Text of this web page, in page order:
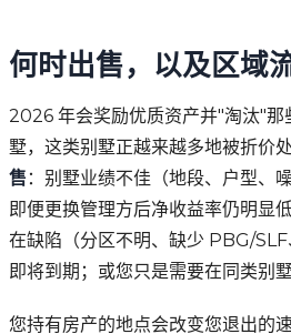
何时出售，以及区域
2026 年会奖励优质资产并"淘汰"那
墅，这类别墅正越来越多地被折价
售 ：别墅业绩不佳（地段、户型、
即便更换管理方后净收益率仍明显
在缺陷（分区不明、缺少 PBG/
即将到期；或您只是需要在同类别
您持有房产的地点会改变您退出的